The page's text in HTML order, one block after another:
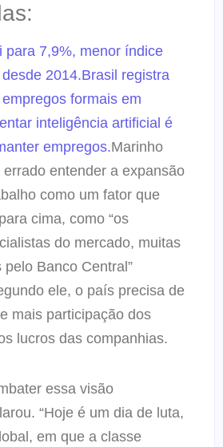
para 7,9%, menor índice
2014.Brasil registra
formais em
inteligência artificial é
empregos.Marinho
entender a expansão
como um fator que
cima, como “os
do mercado, muitas
Banco Central”
ele, o país precisa de
mais participação dos
lucros das companhias.
essa visão
“Hoje é um dia de luta,
em que a classe